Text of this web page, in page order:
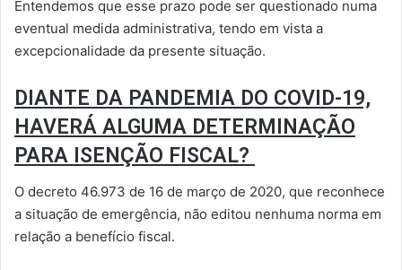
Entendemos que esse prazo pode ser questionado numa
eventual medida administrativa, tendo em vista a
excepcionalidade da presente situação.
DIANTE DA PANDEMIA DO COVID-19,
HAVERÁ ALGUMA DETERMINAÇÃO
PARA ISENÇÃO FISCAL?
O decreto 46.973 de 16 de março de 2020, que reconhece
a situação de emergência, não editou nenhuma norma em
relação a benefício fiscal.